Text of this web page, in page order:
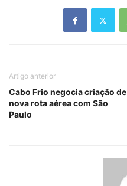
Artigo anterior
Cabo Frio negocia criação de
nova rota aérea com São
Paulo